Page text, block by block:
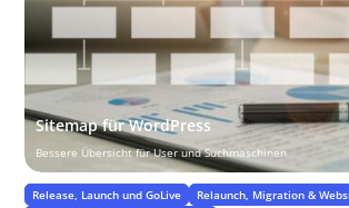
Sitemap für WordPress
Bessere Übersicht für User und Suchmaschinen
Release, Launch und GoLive
Relaunch, Migration &